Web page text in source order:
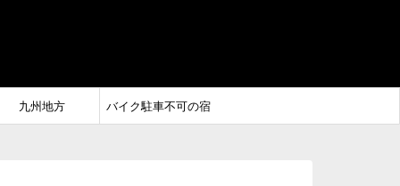
九州地方 バイク駐車不可の宿